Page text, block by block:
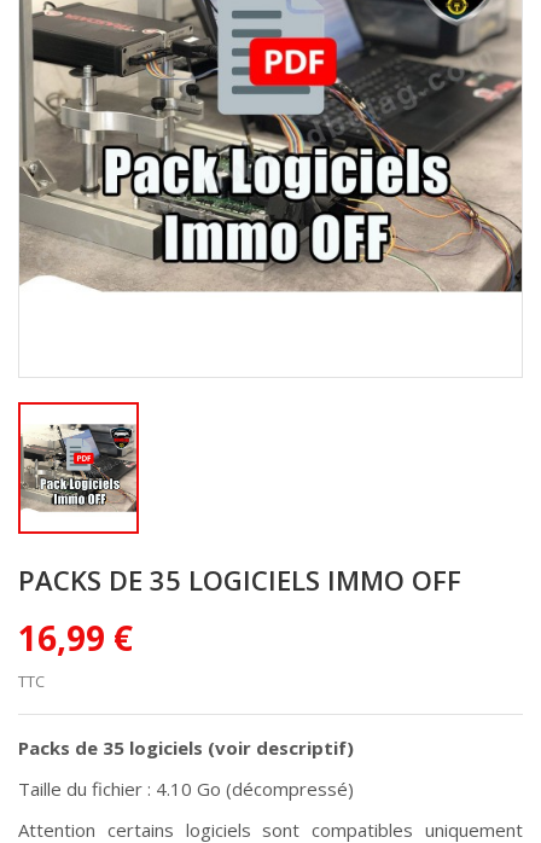
PACKS DE 35 LOGICIELS IMMO OFF
16,99 €
TTC
Packs de 35 logiciels (voir descriptif)
Taille du fichier : 4.10 Go (décompressé)
Attention certains logiciels sont compatibles uniquement